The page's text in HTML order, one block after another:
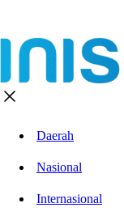
Daerah
Nasional
Internasional